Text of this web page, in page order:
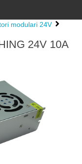
modulari 24V
24V 10A